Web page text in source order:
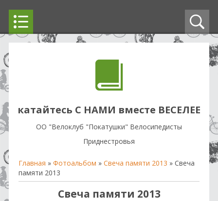
катайтесь С НАМИ вместе ВЕСЕЛЕЕ
OO "Велоклуб "Покатушки" Велосипедисты
Приднестровья
Главная » Фотоальбом » Свеча памяти 2013 » Свеча
памяти 2013
Свеча памяти 2013